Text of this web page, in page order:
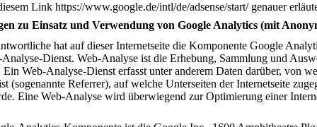
Link https://www.google.de/intl/de/adsense/start/ genauer
zu Einsatz und Verwendung von Google Analytics (mit
hat auf dieser Internetseite die Komponente Google
Dienst. Web-Analyse ist die Erhebung, Sammlung und
Web-Analyse-Dienst erfasst unter anderem Daten darüber, von
(sogenannte Referrer), auf welche Unterseiten der Internetseite
Eine Web-Analyse wird überwiegend zur Optimierung einer